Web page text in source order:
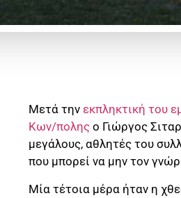
Μετά την εκπληκτική του
Κων/πολης ο Γιώργος
μεγάλους, αθλητές του
που μπορεί να μην τον
Μία τέτοια μέρα ήταν η